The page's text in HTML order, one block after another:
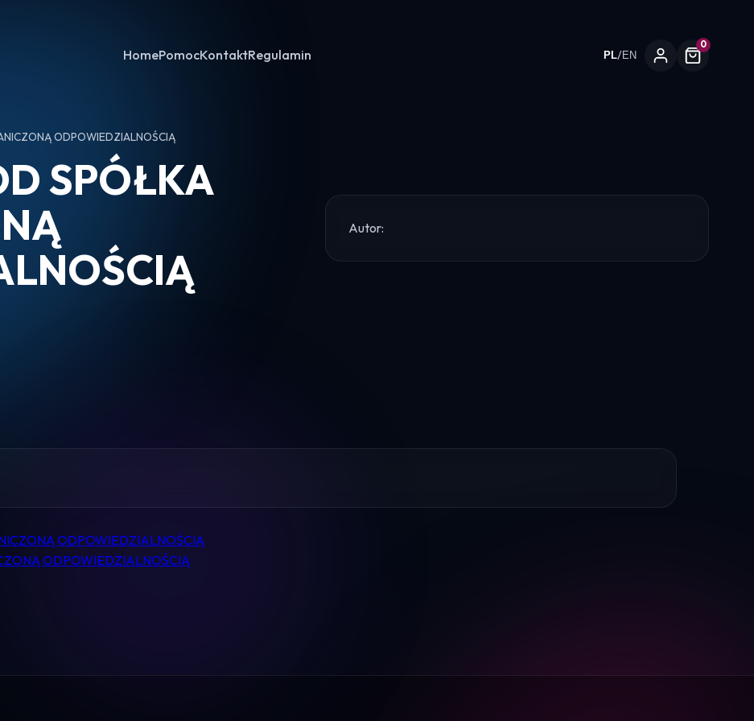
HomePomocKontaktRegulamin PL/EN
0
Logowanie
ODPOWIEDZIALNOŚCIĄ
SPÓŁKA
Autor:
ODPOWIEDZIALNOŚCIĄ
ODPOWIEDZIALNOŚCIĄ